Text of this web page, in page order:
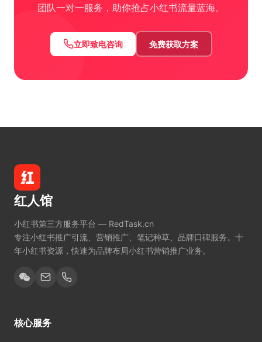
团队一对一服务，助你抢占小红书流量蓝海。
立即致电咨询 免费获取方案
红人馆
小红书第三方服务平台 — RedTask.cn
专注小红书推广引流、营销推广、笔记种草、品牌口碑服务。十
年小红书资源，快速为品牌布局小红书营销推广业务。
核心服务